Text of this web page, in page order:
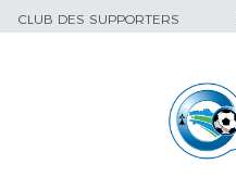
CLUB DES SUPPORTERS